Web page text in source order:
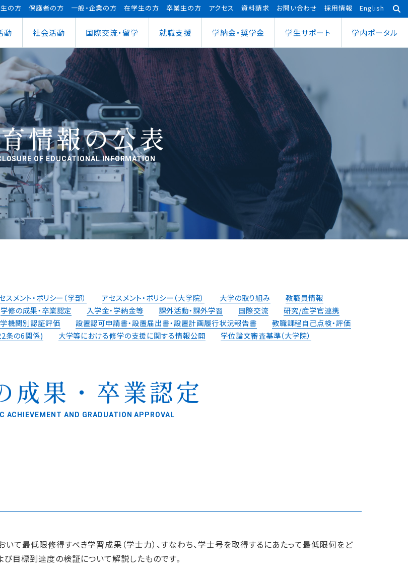
の方 保護者の方 一般・企業の方 在学生の方 卒業生の方 アクセス 資料請求 お問い合わせ 採用情報 English
経営情報学部
経営情報学科
スポーツ健康科学部
スポーツ健康科学科
応用理工学専攻
社会システム学専攻
動
研究情報
AI&IoTセンター
まちづくりデザインセンター
ウェルネス＆スポーツサイエンスセンター
未来ロボティクスセンター
あわら宇宙センター
社会活動 国際交流・留学
）
さんへ
就職支援
し込み
の面談
学納金・奨学金
教育ローン
授業料等の減免制度
学⽣サポート
⽀援
ご案内
動支援センター
学内ポータル
の接続）
情報の公表
OF EDUCATIONAL INFORMATION
スメント・ポリシー（学部） アセスメント・ポリシー（大学院） 大学の取り組み
教職員情報
学修の成果・卒業認定 入学金・学納金等 課外活動・課外学習 国際交流
研究/産学官連携
機関別認証評価 設置認可申請書・設置届出書・設置計画履⾏状況報告書
教職課程自己点検・評価
条の6関係) 大学等における修学の支援に関する情報公開 学位論⽂審査基準（⼤学院）
成果・卒業認定
ACHIEVEMENT AND GRADUATION APPROVAL
て最低限修得すべき学習成果（学士力）、すなわち、学士号を取得するにあたって最低限何をど
目標到達度の検証について解説したものです。